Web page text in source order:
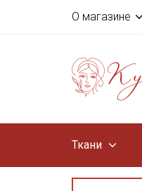
О магазине
Ткани